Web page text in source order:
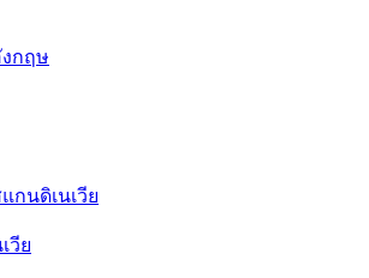
วีย